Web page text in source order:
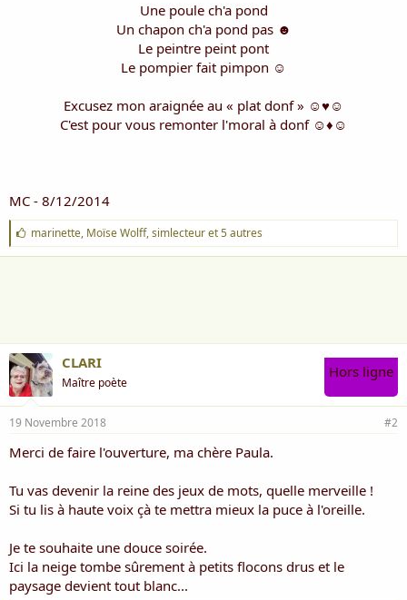
Une poule ch'a pond
Un chapon ch'a pond pas ☻
Le peintre peint pont
Le pompier fait pimpon ☺
Excusez mon araignée au « plat donf » ☺♥☺
C'est pour vous remonter l'moral à donf ☺♦☺
MC - 8/12/2014
J
'
a
marinette, Moïse Wolff,simlecteuret 5 autres
CLARI
Maître poète
Hors ligne
19 Novembre 2018 #2
Merci de faire l'ouverture, ma chère Paula.
Tu vas devenir la reine des jeux de mots, quelle merveille !
Si tu lis à haute voix çà te mettra mieux la puce à l'oreille.
Je te souhaite une douce soirée.
Ici la neige tombe sûrement à petits flocons drus et le
paysage devient tout blanc...